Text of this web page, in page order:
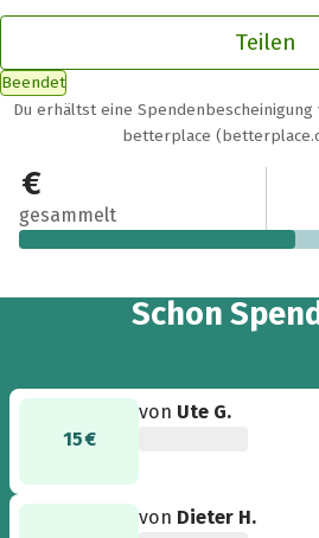
Teilen
Beendet
Du erhältst eine Spendenbescheinigung
betterplace
234,59 €
gesammelt
Schon 10
15 €
von Ute G.
von Dieter H.